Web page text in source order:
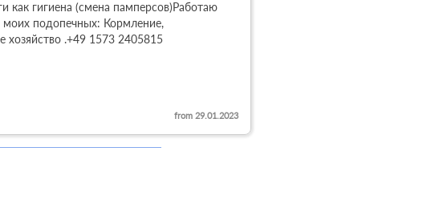
как гигиена (смена памперсов)Работаю
подопечных: Кормление,
хозяйство .+49 1573 2405815
from 29.01.2023